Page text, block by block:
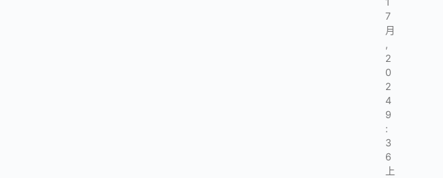
7
月
,
2
0
2
4
9
:
3
6
上